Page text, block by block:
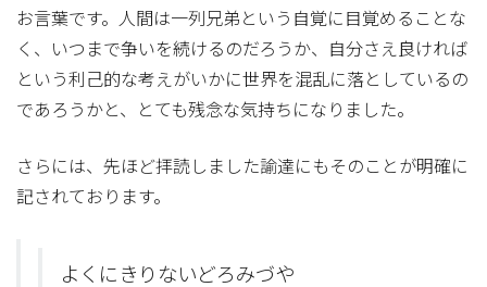
お言葉です。人間は一列兄弟という自覚に目覚めることな
く、いつまで争いを続けるのだろうか、自分さえ良ければ
という利己的な考えがいかに世界を混乱に落としているの
であろうかと、とても残念な気持ちになりました。
さらには、先ほど拝読しました諭達にもそのことが明確に
記されております。
よくにきりないどろみづや